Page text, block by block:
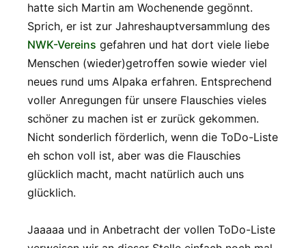
hatte sich Martin am Wochenende gegönnt.
Sprich, er ist zur Jahreshauptversammlung des
NWK-Vereins gefahren und hat dort viele liebe
Menschen (wieder)getroffen sowie wieder viel
neues rund ums Alpaka erfahren. Entsprechend
voller Anregungen für unsere Flauschies vieles
schöner zu machen ist er zurück gekommen.
Nicht sonderlich förderlich, wenn die ToDo-Liste
eh schon voll ist, aber was die Flauschies
glücklich macht, macht natürlich auch uns
glücklich.
Jaaaaa und in Anbetracht der vollen ToDo-Liste